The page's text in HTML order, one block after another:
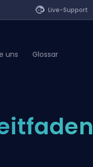
Live-Support
uns Glossar